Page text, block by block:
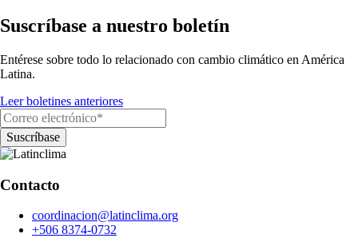
Suscríbase a nuestro boletín
Entérese sobre todo lo relacionado con cambio climático en América
Latina.
Leer boletines anteriores
Contacto
coordinacion@latinclima.org
+506 8374-0732